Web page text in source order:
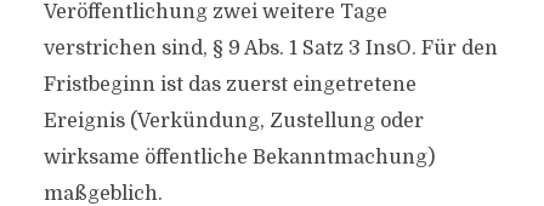
Veröffentlichung zwei weitere Tage
verstrichen sind, § 9 Abs. 1 Satz 3 InsO. Für den
Fristbeginn ist das zuerst eingetretene
Ereignis (Verkündung, Zustellung oder
wirksame öffentliche Bekanntmachung)
maßgeblich.